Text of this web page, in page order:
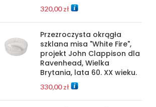
320,00zł
Przezroczysta okrągła
szklana misa "White Fire",
projekt John Clappison dla
Ravenhead, Wielka
Brytania, lata 60. XX wieku.
330,00zł